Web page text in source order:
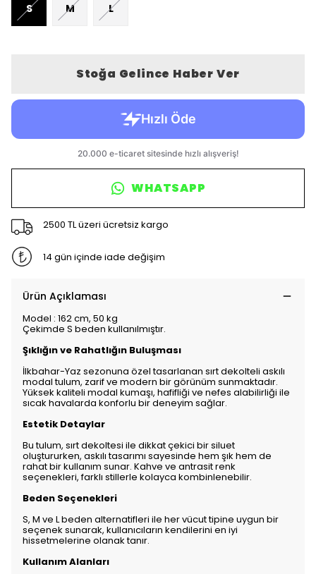
S M L
Stoğa Gelince Haber Ver
WHATSAPP
2500 TL üzeri ücretsiz kargo
14 gün içinde iade değişim
Ürün Açıklaması
Model : 162 cm, 50 kg
Çekimde S beden kullanılmıştır.
Şıklığın ve Rahatlığın Buluşması
İlkbahar-Yaz sezonuna özel tasarlanan sırt dekolteli askılı
modal tulum, zarif ve modern bir görünüm sunmaktadır.
Yüksek kaliteli modal kumaşı, hafifliği ve nefes alabilirliği ile
sıcak havalarda konforlu bir deneyim sağlar.
Estetik Detaylar
Bu tulum, sırt dekoltesi ile dikkat çekici bir siluet
oluştururken, askılı tasarımı sayesinde hem şık hem de
rahat bir kullanım sunar. Kahve ve antrasit renk
seçenekleri, farklı stillerle kolayca kombinlenebilir.
Beden Seçenekleri
S, M ve L beden alternatifleri ile her vücut tipine uygun bir
seçenek sunarak, kullanıcıların kendilerini en iyi
hissetmelerine olanak tanır.
Kullanım Alanları